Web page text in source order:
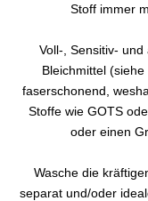
Stoff immer
Voll-, Sensitiv-
Bleichmittel
faserschonend,
Stoffe wie GOTS
oder einen
Wasche die
separat und/oder